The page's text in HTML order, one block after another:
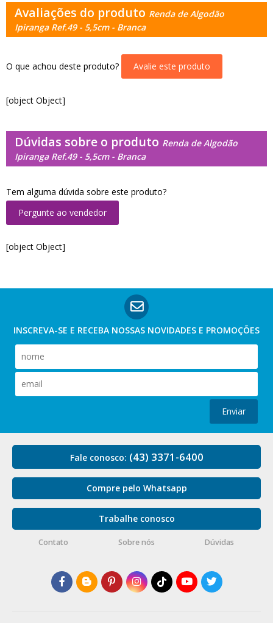
Avaliações do produto Renda de Algodão
Ipiranga Ref.49 - 5,5cm - Branca
O que achou deste produto? Avalie este produto
[object Object]
Dúvidas sobre o produto Renda de Algodão
Ipiranga Ref.49 - 5,5cm - Branca
Tem alguma dúvida sobre este produto?
Pergunte ao vendedor
[object Object]
INSCREVA-SE E RECEBA NOSSAS NOVIDADES E PROMOÇÕES
Enviar
Fale conosco: (43) 3371-6400
Compre pelo Whatsapp
Trabalhe conosco
Contato Sobre nós Dúvidas